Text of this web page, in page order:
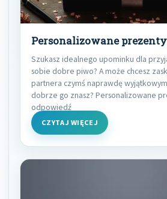
Personalizowane
Szukasz idealnego upominku dla
sobie dobre piwo? A może chcesz
partnera czymś naprawdę
dobrze go znasz? Personalizowane
odpowiedź
CZYTAJ WIĘCEJ